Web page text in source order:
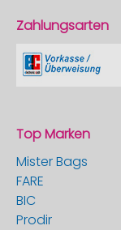
Zahlungsarten
Top Marken
Mister Bags
FARE
BIC
Prodir